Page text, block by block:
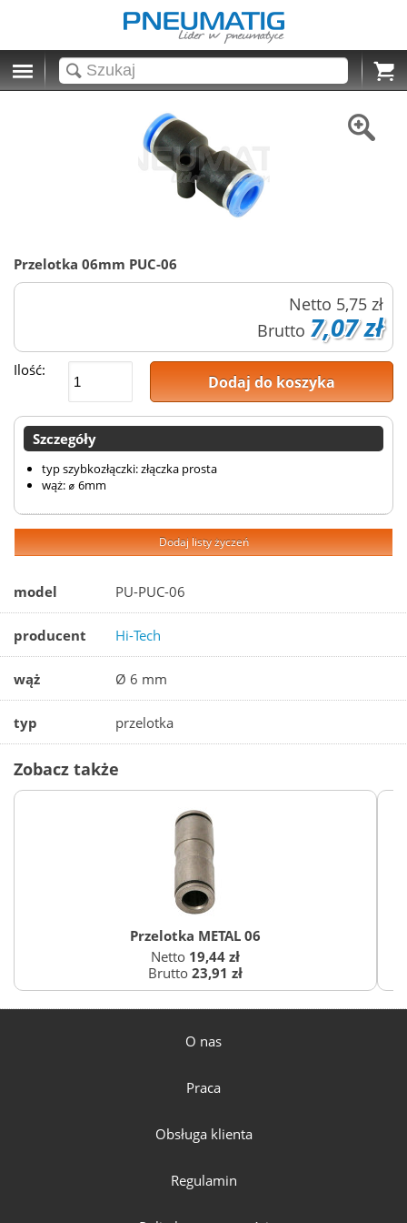
Cart
Przelotka 06mm PUC-06
Netto 5,75 zł
Brutto 7,07 zł
Ilość:
Dodaj do koszyka
Szczegóły
typ szybkozłączki: złączka prosta
wąż: ⌀ 6mm
Dodaj listy życzeń
model PU-PUC-06
producent Hi-Tech
wąż Ø 6 mm
typ przelotka
Zobacz także
Przelotka METAL 06
Netto 19,44 zł
Brutto 23,91 zł
O nas
Praca
Obsługa klienta
Regulamin